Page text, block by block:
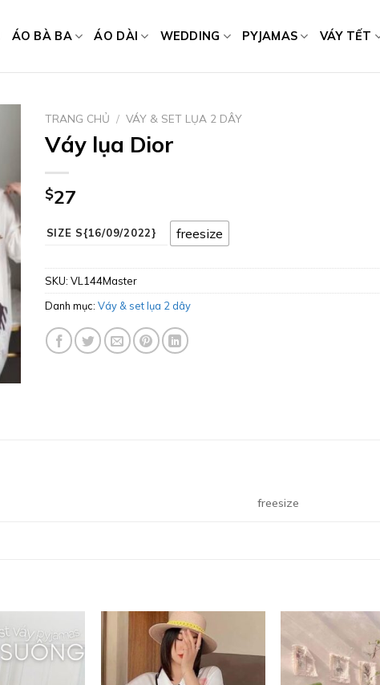
ÁO BÀ BA ÁO DÀI WEDDING PYJAMAS VÁY TẾT
TRANG CHỦ / VÁY & SET LỤA 2 DÂY
Váy lụa Dior
$27
SIZE S{16/09/2022} freesize
SKU: VL144Master
Danh mục: Váy & set lụa 2 dây
freesize